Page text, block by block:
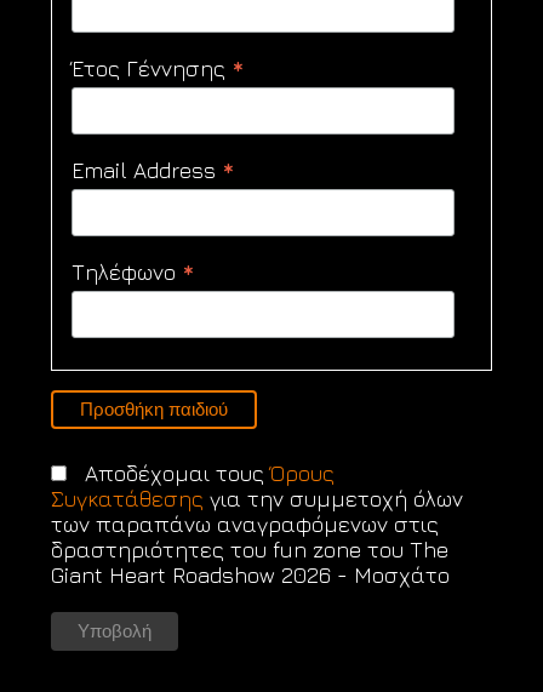
Έτος Γέννησης *
Email Address *
Τηλέφωνο *
Προσθήκη παιδιού
Αποδέχομαι τουςΌρους
Συγκατάθεσης για την συμμετοχή όλων
των παραπάνω αναγραφόμενων στις
δραστηριότητες του fun zone του The
Giant Heart Roadshow 2026 - Μοσχάτο